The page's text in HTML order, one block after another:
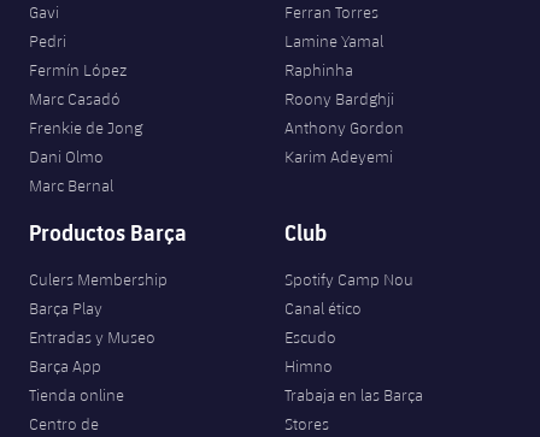
Gavi
Pedri
Fermín López
Marc Casadó
Frenkie de Jong
Dani Olmo
Marc Bernal
Ferran Torres
Lamine Yamal
Raphinha
Roony Bardghji
Anthony Gordon
Karim Adeyemi
Productos Barça
Culers Membership
Barça Play
Entradas y Museo
Barça App
Tienda online
Centro de
Club
Spotify Camp Nou
Canal ético
Escudo
Himno
Trabaja en las Barça
Stores